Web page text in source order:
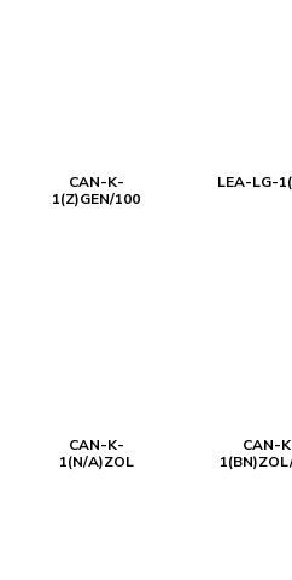
CAN-K-
1(Z)GEN/100
LEA-LG-
CAN-K-
1(N/A)ZOL
CAN-